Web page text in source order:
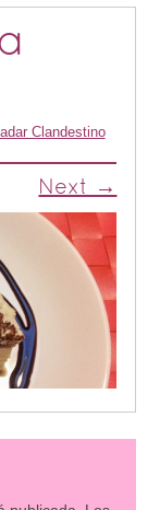
Clandestino
Next →